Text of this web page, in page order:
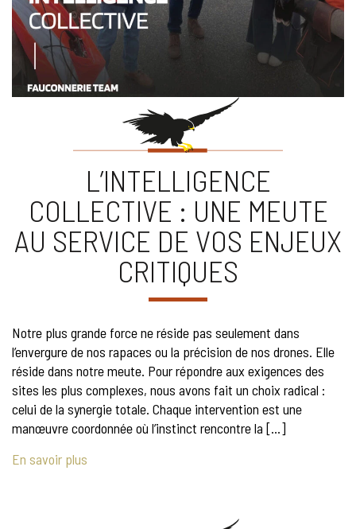
L’INTELLIGENCE
COLLECTIVE : UNE MEUTE
AU SERVICE DE VOS ENJEUX
CRITIQUES
Notre plus grande force ne réside pas seulement dans
l’envergure de nos rapaces ou la précision de nos drones. Elle
réside dans notre meute. Pour répondre aux exigences des
sites les plus complexes, nous avons fait un choix radical :
celui de la synergie totale. Chaque intervention est une
manœuvre coordonnée où l’instinct rencontre la […]
En savoir plus